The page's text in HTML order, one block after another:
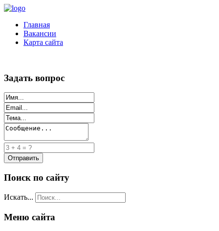
Главная
Вакансии
Карта сайта
Задать вопрос
Поиск по сайту
Искать...
Меню сайта